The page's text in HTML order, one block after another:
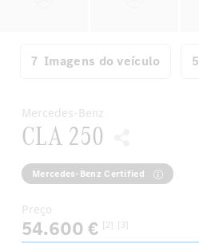
7 Imagens do veículo 5
Mercedes-Benz
CLA 250
Mercedes-Benz Certified
Preço
54.600 € [2] [3]